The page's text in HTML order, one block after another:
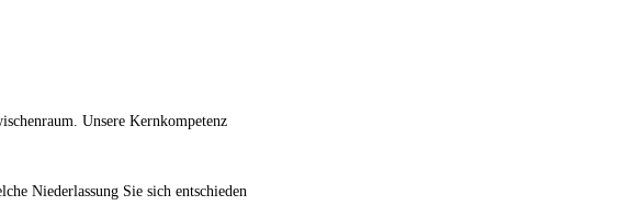
Unsere Kernkompetenz
Niederlassung Sie sich entschieden